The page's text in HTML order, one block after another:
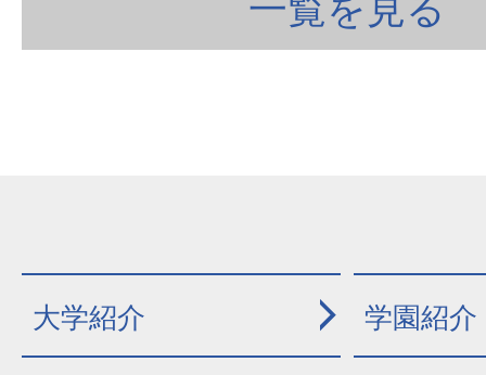
一覧を見る
大学紹介 学園紹介